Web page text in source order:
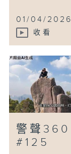
01/04/2026
收看
警聲360
#125